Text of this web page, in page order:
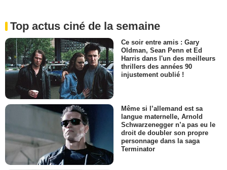
Top actus ciné de la semaine
Ce soir entre amis : Gary
Oldman, Sean Penn et Ed
Harris dans l'un des meilleurs
thrillers des années 90
injustement oublié !
Même si l’allemand est sa
langue maternelle, Arnold
Schwarzenegger n’a pas eu le
droit de doubler son propre
personnage dans la saga
Terminator